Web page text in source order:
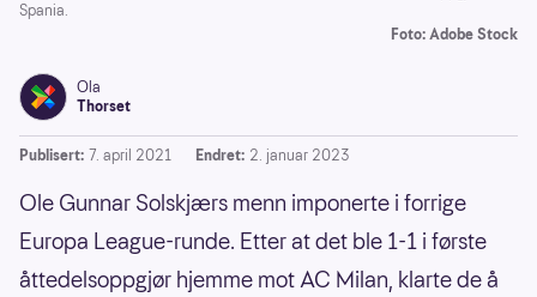
Spania.
Foto: Adobe Stock
Ola
Thorset
Publisert: 7. april 2021 Endret: 2. januar 2023
Ole Gunnar Solskjærs menn imponerte i forrige
Europa League-runde. Etter at det ble 1-1 i første
åttedelsoppgjør hjemme mot AC Milan, klarte de å